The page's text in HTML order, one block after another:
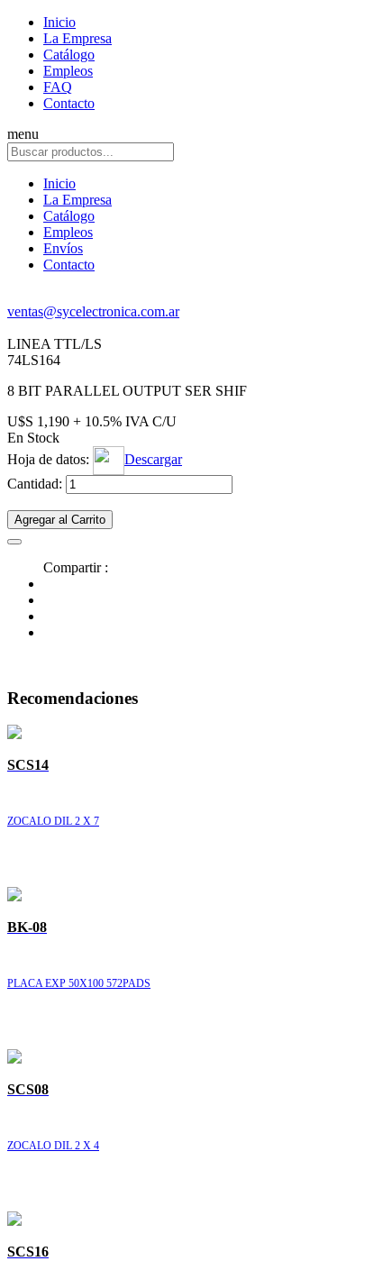
Inicio
La Empresa
Catálogo
Empleos
FAQ
Contacto
menu
Inicio
La Empresa
Catálogo
Empleos
Envíos
Contacto
ventas@sycelectronica.com.ar
LINEA TTL/LS
74LS164
8 BIT PARALLEL OUTPUT SER SHIF
U$S 1,190 + 10.5% IVA C/U
En Stock
Hoja de datos:
Descargar
Cantidad:
Agregar al Carrito
Compartir :
Recomendaciones
SCS14
ZOCALO DIL 2 X 7
BK-08
PLACA EXP 50X100 572PADS
SCS08
ZOCALO DIL 2 X 4
SCS16